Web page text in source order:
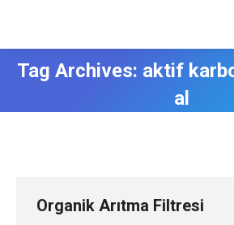
Tag Archives: aktif
al
Organik Arıtma Filtresi